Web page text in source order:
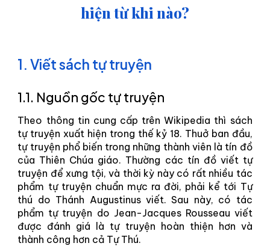
hiện từ khi nào?
1. Viết sách tự truyện
1.1. Nguồn gốc tự truyện
Theo thông tin cung cấp trên Wikipedia thì sách
tự truyện xuất hiện trong thế kỷ 18. Thuở ban đầu,
tự truyện phổ biến trong những thành viên là tín đồ
của Thiên Chúa giáo. Thường các tín đồ viết tự
truyện để xưng tội, và thời kỳ này có rất nhiều tác
phẩm tự truyện chuẩn mực ra đời, phải kể tới Tự
thú do Thánh Augustinus viết. Sau này, có tác
phẩm tự truyện do Jean-Jacques Rousseau viết
được đánh giá là tự truyện hoàn thiện hơn và
thành công hơn cả Tự Thú.